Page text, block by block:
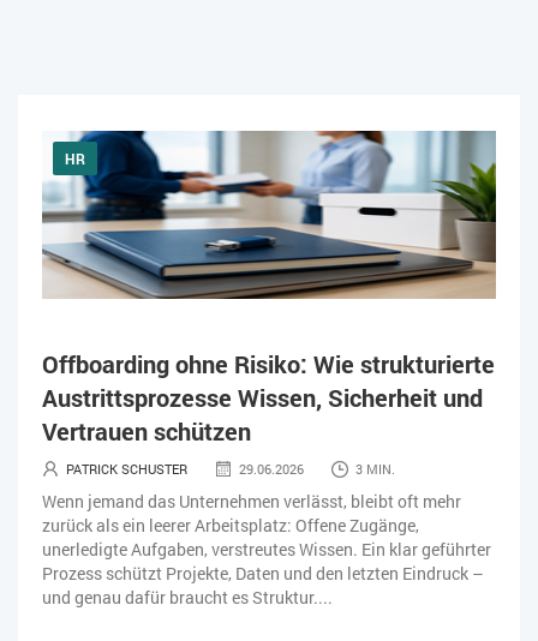
HR
Offboarding ohne Risiko: Wie strukturierte
Austrittsprozesse Wissen, Sicherheit und
Vertrauen schützen
PATRICK SCHUSTER 29.06.2026 3 MIN.
Wenn jemand das Unternehmen verlässt, bleibt oft mehr
zurück als ein leerer Arbeitsplatz: Offene Zugänge,
unerledigte Aufgaben, verstreutes Wissen. Ein klar geführter
Prozess schützt Projekte, Daten und den letzten Eindruck –
und genau dafür braucht es Struktur....